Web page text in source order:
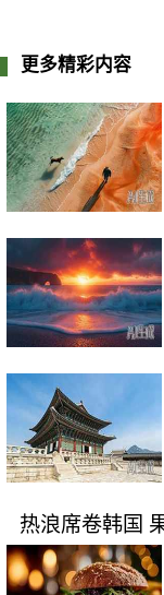
更多精彩内容
热浪席卷韩国